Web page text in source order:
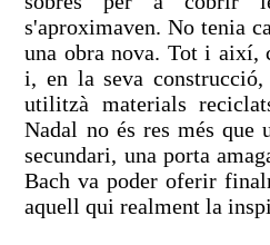
s'aproximaven. No tenia
una obra nova. Tot i així,
i, en la seva
utilitzà materials
Nadal no és res més que
secundari, una porta
Bach va poder oferir
aquell qui realment la